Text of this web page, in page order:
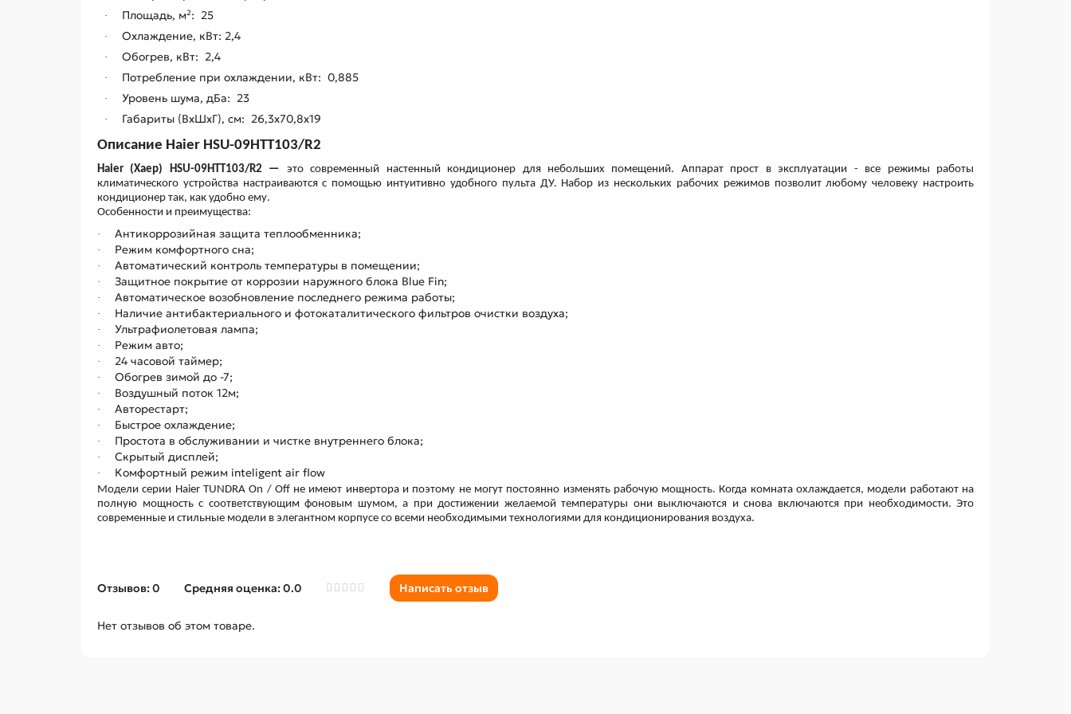
· Площадь, м²: 25
· Охлаждение, кВт: 2,4
· Обогрев, кВт: 2,4
· Потребление при охлаждении, кВт: 0,885
· Уровень шума, дБа: 23
· Габариты (ВхШхГ), см: 26,3х70,8х19
Описание Haier HSU-09HTT103/R2
Haier (Хаер) HSU-09HTT103/R2 — это современный настенный кондиционер для небольших помещений. Аппарат прост в эксплуатации - все режимы работы
климатического устройства настраиваются с помощью интуитивно удобного пульта ДУ. Набор из нескольких рабочих режимов позволит любому человеку настроить
кондиционер так, как удобно ему.
Особенности и преимущества:
·
Антикоррозийная защита теплообменника;
· Режим комфортного сна;
· Автоматический контроль температуры в помещении;
· Защитное покрытие от коррозии наружного блока Blue Fin;
· Автоматическое возобновление последнего режима работы;
· Наличие антибактериального и фотокаталитического фильтров очистки воздуха;
· Ультрафиолетовая лампа;
· Режим авто;
· 24 часовой таймер;
· Обогрев зимой до -7;
· Воздушный поток 12м;
· Авторестарт;
· Быстрое охлаждение;
· Простота в обслуживании и чистке внутреннего блока;
· Скрытый дисплей;
· Комфортный режим inteligent air flow
Модели серии Haier TUNDRA On / Off не имеют инвертора и поэтому не могут постоянно изменять рабочую мощность. Когда комната охлаждается, модели работают на
полную мощность с соответствующим фоновым шумом, а при достижении желаемой температуры они выключаются и снова включаются при необходимости. Это
современные и стильные модели в элегантном корпусе со всеми необходимыми технологиями для кондиционирования воздуха.
Отзывов: 0 Средняя оценка: 0.0 Написать отзыв
Нет отзывов об этом товаре.